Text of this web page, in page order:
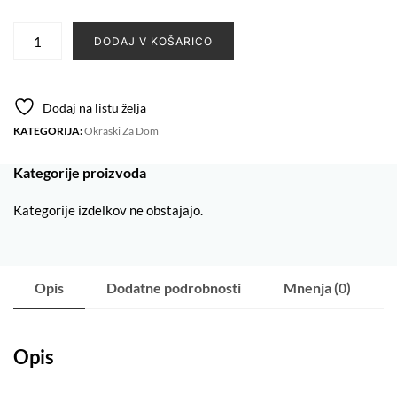
do
45.00€
mizo
količina
DODAJ V KOŠARICO
Dodaj na listu želja
KATEGORIJA:Okraski Za Dom
Kategorije proizvoda
Kategorije izdelkov ne obstajajo.
Opis Dodatne podrobnosti Mnenja (0)
Opis